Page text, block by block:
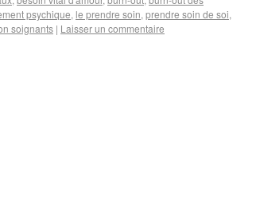
psychique, le prendre soin, prendre soin de soi,
soignants | Laisser un commentaire